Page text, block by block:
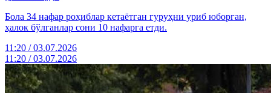
Бола 34 нафар роҳиблар кетаётган гуруҳни уриб юборган,
ҳалок бўлганлар сони 10 нафарга етди.
11:20 / 03.07.2026
11:20 / 03.07.2026